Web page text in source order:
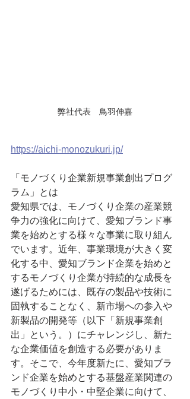
弊社代表　鳥羽伸嘉
https://aichi-monozukuri.jp/
「モノづくり企業新規事業創出プログ
ラム」とは
愛知県では、モノづくり企業の産業競
争力の強化に向けて、愛知ブランド事
業を始めとする様々な事業に取り組ん
でいます。近年、事業環境が大きく変
化する中、愛知ブランド企業を始めと
するモノづくり企業が持続的な成長を
遂げるためには、既存の製品や技術に
固執することなく、新市場への参入や
新製品の開発等（以下「新規事業創
出」という。）にチャレンジし、新た
な企業価値を創造する必要がありま
す。そこで、今年度新たに、愛知ブラ
ンド企業を始めとする基盤産業関連の
モノづくり中小・中堅企業に向けて、